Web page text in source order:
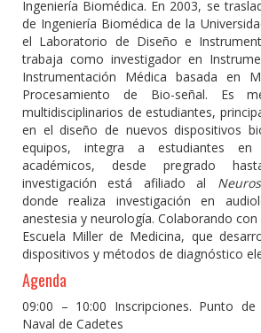
Ingeniería Biomédica. En 2003, se
de Ingeniería Biomédica de la
el Laboratorio de Diseño e
trabaja como investigador en
Instrumentación Médica basada en
Procesamiento de Bio-señal. Es
multidisciplinarios de estudiantes,
en el diseño de nuevos dispositivos
equipos, integra a estudiantes en
académicos, desde pregrado
investigación está afiliado al
donde realiza investigación en
anestesia y neurología. Colaborando
Escuela Miller de Medicina, que
dispositivos y métodos de diagnóstico
Agenda
09:00 – 10:00 Inscripciones. Punto de
Naval de Cadetes